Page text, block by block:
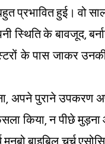
प्रभावित हुई। वो
स्थिति के बावजूद,
के पास जाकर
अपने पुराने उपकरण
किया, न पीछे मुड़ना
बाइबिल चर्च